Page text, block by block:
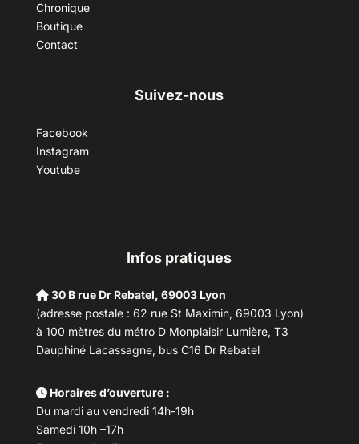
Chronique
Boutique
Contact
Suivez-nous
Facebook
Instagram
Youtube
Infos pratiques
30 B rue Dr Rebatel, 69003 Lyon
(adresse postale : 62 rue St Maximin, 69003 Lyon)
à 100 mètres du métro D Monplaisir Lumière, T3
Dauphiné Lacassagne, bus C16 Dr Rebatel
Horaires d’ouverture :
Du mardi au vendredi 14h-19h
Samedi 10h –17h